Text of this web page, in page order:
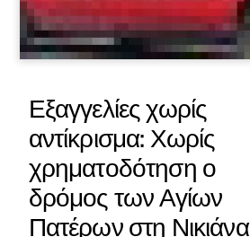
Εξαγγελίες χωρίς
αντίκρισμα: Χωρίς
χρηματοδότηση ο
δρόμος των Αγίων
Πατέρων στη Νικιάνα